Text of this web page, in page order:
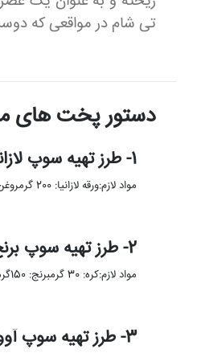
تی شام در مواقعی که
دستور پخت های
1- طرز تهیه سوپ لازانیا
مواد لازم:ورقه لازانیا: 200 گرمروغن زیتون: 2 قاشق غذاخوریگوشت چرخ کرده: 400 گرمپیاز: 1 عددسیر: 5 حبهآب مرغ: 4.5 پیمانهگوجه …
2- طرز تهیه سوپ برنج و بوقلمون
مواد لازم:کره: 30 گرمبرنج: 150گرمخامه: 220 ملی لیترنخود فرنگی: 150گرمقارچ: 65گرمنمک و فلفل: میزانیعصاره مرغ: یک لیترجعفری: 3 ق غهویج: …
3- طرز تهیه سوپ آووکادو